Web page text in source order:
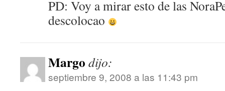
PD: Voy a mirar esto de las
descolocao
Margo dijo:
septiembre 9, 2008 a las 11:43 pm